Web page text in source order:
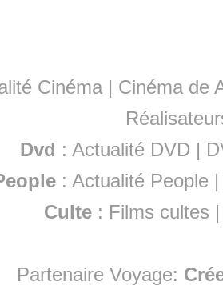
Cinéma | Cinéma de
Dvd : Actualité DVD |
:Actualité People
Culte : Films cultes
Partenaire Voyage: